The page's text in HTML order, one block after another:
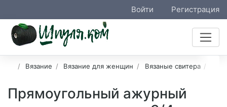
Войти Регистрация
Вязание Вязание для женщин Вязаные свитера
Прямоугольный ажурный